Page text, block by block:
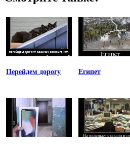
Перейдем дорогу Египет